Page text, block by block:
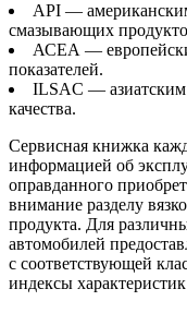
API —
смазывающих
АСЕА —
показателей.
ILSAC — азиатским
качества.
Сервисная книжка
информацией об
оправданного
внимание разделу
продукта. Для
автомобилей
с соответствующей
индексы